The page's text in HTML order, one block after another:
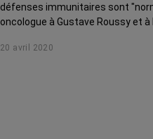
défenses immunitaires sont
oncologue à Gustave Roussy et
20 avril 2020